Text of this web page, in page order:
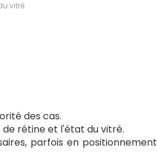
vitré
des cas.
de rétine et l'état du vitré.
parfois en positionnement